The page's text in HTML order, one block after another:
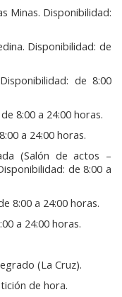
Minas. Disponibilidad:
Disponibilidad: de
de 8:00
8:00 a 24:00 horas.
a 24:00 horas.
(Salón de actos –
de 8:00 a
8:00 a 24:00 horas.
a 24:00 horas.
(La Cruz).
de hora.